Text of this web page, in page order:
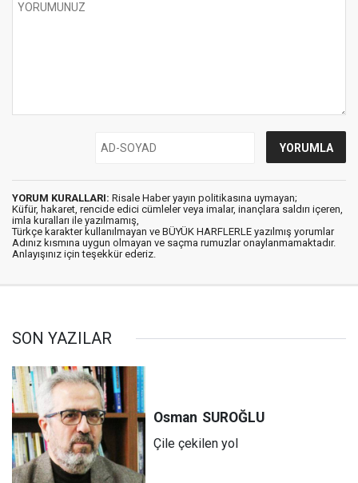
YORUM KURALLARI: Risale Haber yayın politikasına uymayan;
Küfür, hakaret, rencide edici cümleler veya imalar, inançlara saldırı içeren,
imla kuralları ile yazılmamış,
Türkçe karakter kullanılmayan ve BÜYÜK HARFLERLE yazılmış yorumlar
Adınız kısmına uygun olmayan ve saçma rumuzlar onaylanmamaktadır.
Anlayışınız için teşekkür ederiz.
SON YAZILAR
Osman SUROĞLU
Çile çekilen yol